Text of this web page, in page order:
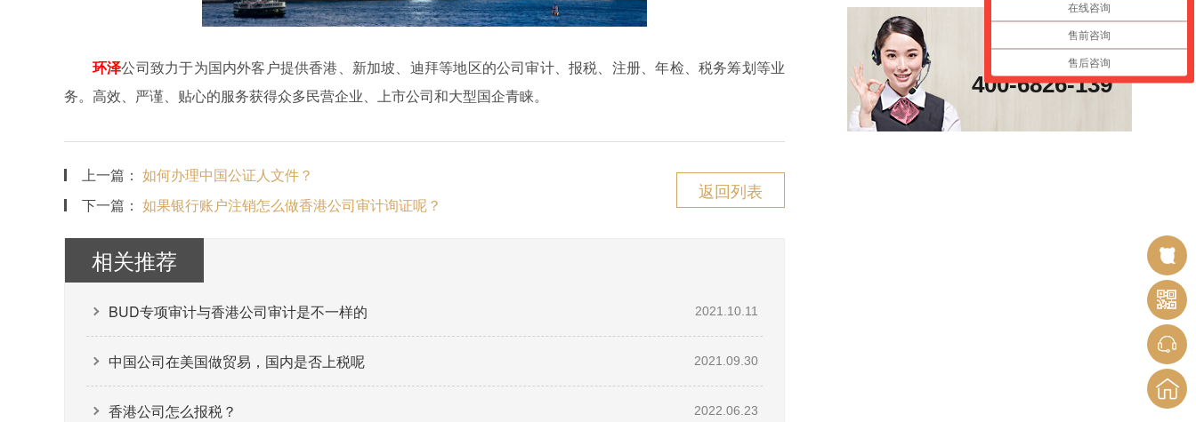
环泽公司致力于为国内外客户提供香港、新加坡、迪拜等地区的公司审计、报税、注册、年检、税务筹划等业
务。高效、严谨、贴心的服务获得众多民营企业、上市公司和大型国企青睐。
上一篇： 如何办理中国公证人文件？
下一篇： 如果银行账户注销怎么做香港公司审计询证呢？
返回列表
相关推荐
BUD专项审计与香港公司审计是不一样的 2021.10.11
中国公司在美国做贸易，国内是否上税呢 2021.09.30
香港公司怎么报税？ 2022.06.23
咨询热线
400-6826-139
在线咨询
售前咨询
售后咨询